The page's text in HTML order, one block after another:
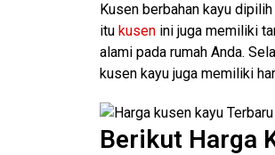
Kusen berbahan kayu
itu kusen ini juga memiliki
alami pada rumah Anda.
kusen kayu juga memiliki
Berikut Harga